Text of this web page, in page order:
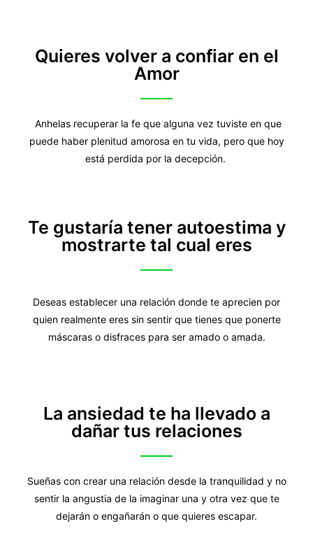
Quieres volver a confiar en el
Amor
Anhelas recuperar la fe que alguna vez tuviste en que
puede haber plenitud amorosa en tu vida, pero que hoy
está perdida por la decepción.
Te gustaría tener autoestima y
mostrarte tal cual eres
Deseas establecer una relación donde te aprecien por
quien realmente eres sin sentir que tienes que ponerte
máscaras o disfraces para ser amado o amada.
La ansiedad te ha llevado a
dañar tus relaciones
Sueñas con crear una relación desde la tranquilidad y no
sentir la angustia de la imaginar una y otra vez que te
dejarán o engañarán o que quieres escapar.